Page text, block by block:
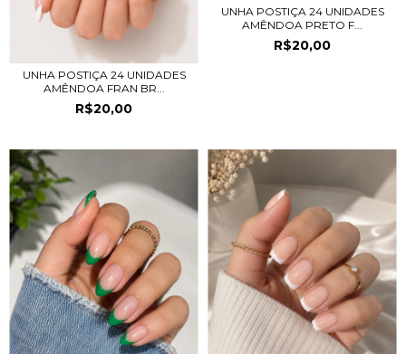
UNHA POSTIÇA 24 UNIDADES
AMÊNDOA FRAN BR...
R$20,00
UNHA POSTIÇA 24 UNIDADES
AMÊNDOA PRETO F...
R$20,00